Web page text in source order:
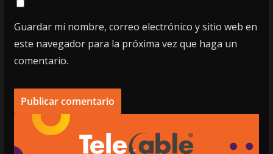
Guardar mi nombre, correo electrónico y sitio web en
este navegador para la próxima vez que haga un
comentario.